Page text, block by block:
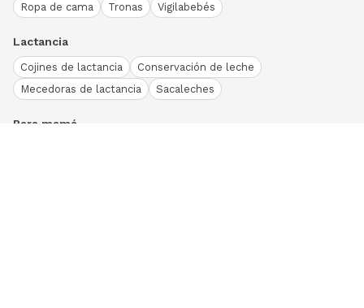
Ropa de cama
Tronas Vigilabebés
Lactancia
Cojines de lactancia
Conservación de leche
Mecedoras de lactancia
Sacaleches
Para mamá